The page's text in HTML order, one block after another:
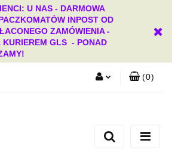
U NAS - DARMOWA
INPOST OD
ZAMÓWIENIA -
KURIEREM GLS - PONAD
Dodaj zgłoszenie
(0)